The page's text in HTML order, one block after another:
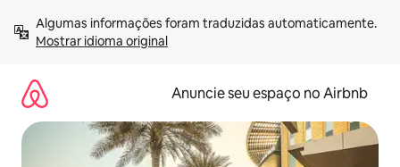
para
Mostrar idioma original
Anuncie seu espaço no Airbnb